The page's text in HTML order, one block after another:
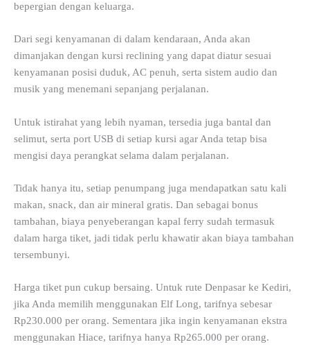
bepergian dengan keluarga.
Dari segi kenyamanan di dalam kendaraan, Anda akan
dimanjakan dengan kursi reclining yang dapat diatur sesuai
kenyamanan posisi duduk, AC penuh, serta sistem audio dan
musik yang menemani sepanjang perjalanan.
Untuk istirahat yang lebih nyaman, tersedia juga bantal dan
selimut, serta port USB di setiap kursi agar Anda tetap bisa
mengisi daya perangkat selama dalam perjalanan.
Tidak hanya itu, setiap penumpang juga mendapatkan satu kali
makan, snack, dan air mineral gratis. Dan sebagai bonus
tambahan, biaya penyeberangan kapal ferry sudah termasuk
dalam harga tiket, jadi tidak perlu khawatir akan biaya tambahan
tersembunyi.
Harga tiket pun cukup bersaing. Untuk rute Denpasar ke Kediri,
jika Anda memilih menggunakan Elf Long, tarifnya sebesar
Rp230.000 per orang. Sementara jika ingin kenyamanan ekstra
menggunakan Hiace, tarifnya hanya Rp265.000 per orang.